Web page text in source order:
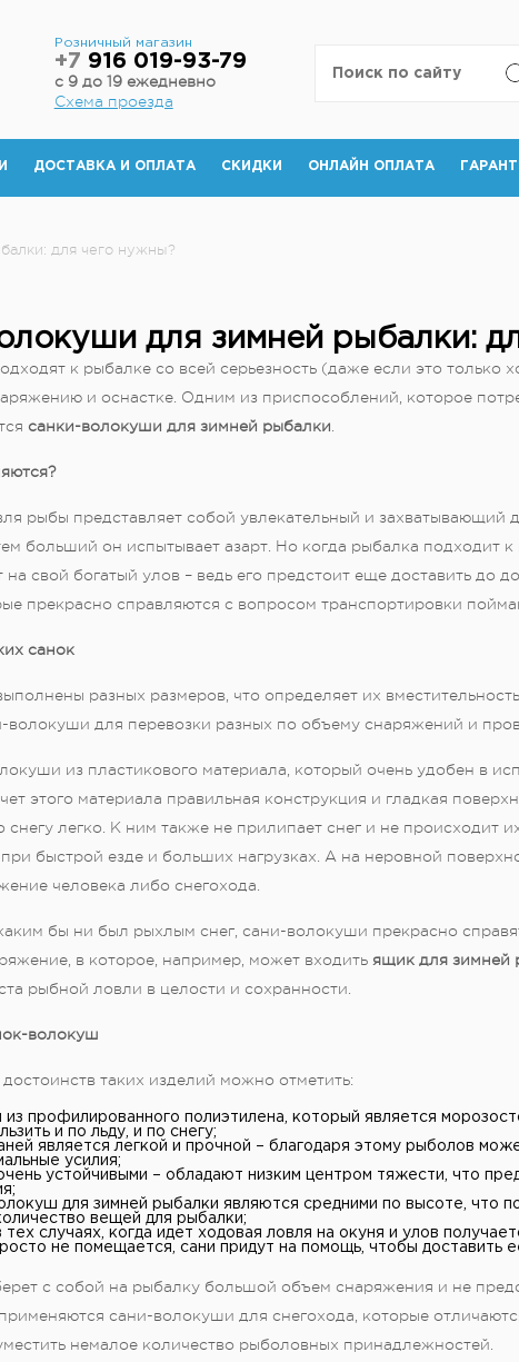
Розничный магазин
+7 916 019-93-79
с 9 до 19 ежедневно
Схема проезда
ДОСТАВКА И ОПЛАТА СКИДКИ ОНЛАЙН ОПЛАТА
для чего нужны?
для зимней рыбалки:
к рыбалке со всей серьезность (даже если это только
и оснастке. Одним из приспособлений, которое
санки-волокуши для зимней рыбалки
рыбы представляет собой увлекательный и захватывающий
больший он испытывает азарт. Но когда рыбалка подходит
на свой богатый улов – ведь его предстоит еще доставить до
прекрасно справляются с вопросом транспортировки
санок
разных размеров, что определяет их
волокуши для перевозки разных по объему снаряжений и
из пластикового материала, который очень удобен в
этого материала правильная конструкция и гладкая
снегу легко. К ним также не прилипает снег и не происходит
быстрой езде и больших нагрузках. А на неровной
человека либо снегохода.
бы ни был рыхлым снег, сани-волокуши прекрасно
в которое, например, может входить ящик для зимней
рыбной ловли в целости и сохранности.
волокуш
таких изделий можно отметить:
профилированного полиэтилена, который является
и по льду, и по снегу;
является легкой и прочной – благодаря этому рыболов
усилия;
устойчивыми – обладают низким центром тяжести, что
для зимней рыбалки являются средними по высоте, что
вещей для рыбалки;
случаях, когда идет ходовая ловля на окуня и улов
не помещается, сани придут на помощь, чтобы доставить
с собой на рыбалку большой объем снаряжения и не
сани-волокуши для снегохода, которые
немалое количество рыболовных принадлежностей.